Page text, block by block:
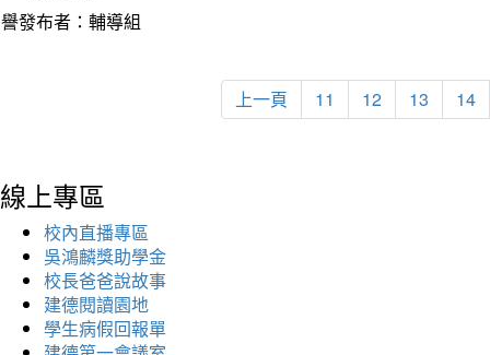
發布者：輔導組
上一頁 11 12 13 14
線上專區
校內直播專區
吳鴻麟獎助學金
校長爸爸說故事
建德閱讀園地
學生病假回報單